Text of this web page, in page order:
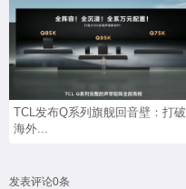
TCL发布Q系列旗舰回音壁：打破
海外...
发表评论0条